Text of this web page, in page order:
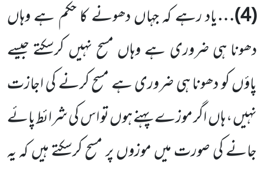
(
4
)…یاد رہے کہ جہاں دھونے کا حکم ہے وہاں
دھونا ہی ضروری ہے وہاں مسح نہیں کرسکتے جیسے
پاؤں کو دھونا ہی ضروری ہے مسح کرنے کی اجازت
نہیں ، ہاں اگر موزے پہنے ہوں تو اس کی شرائط پائے
جانے کی صورت میں موزوں پر مسح کرسکتے ہیں کہ یہ